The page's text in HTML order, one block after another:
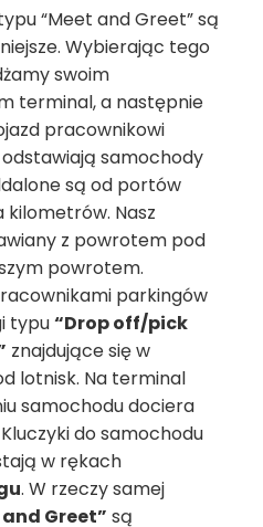
“Meet and Greet” są
Wybierając tego
swoim
terminal, a następnie
pracownikowi
samochody
są od portów
Nasz
z powrotem pod
powrotem.
parkingów
typu“Drop off/pick
znajdujące się w
lotnisk. Na terminal
samochodu dociera
do samochodu
w rękach
. W rzeczy samej
Greet” są